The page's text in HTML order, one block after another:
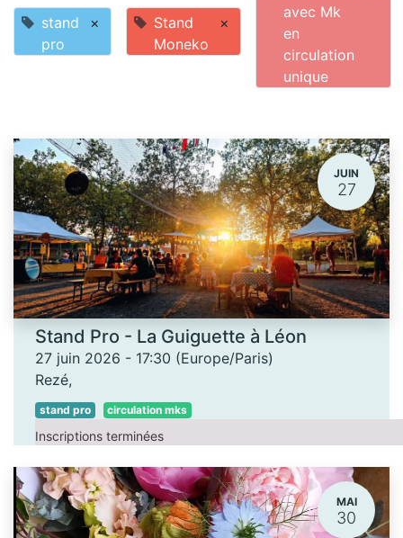
stand
pro
×
Stand
Moneko
×
avec Mk
en
circulation
unique
JUIN
27
Stand Pro - La Guiguette à Léon
27 juin 2026 - 17:30 (Europe/Paris)
Rezé,
stand pro circulation mks
Inscriptions terminées
MAI
30